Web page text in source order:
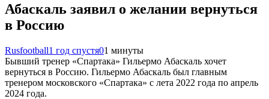
Абаскаль заявил о желании вернуться
в Россию
Rusfootball1 год спустя01 минуты
Бывший тренер «Спартака» Гильермо Абаскаль хочет
вернуться в Россию. Гильермо Абаскаль был главным
тренером московского «Спартака» с лета 2022 года по апрель
2024 года.